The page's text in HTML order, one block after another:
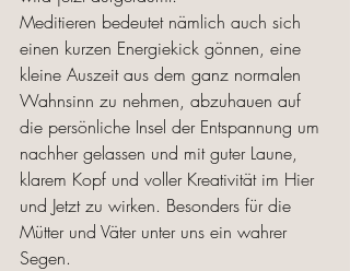
Meditieren bedeutet nämlich auch sich
einen kurzen Energiekick gönnen, eine
kleine Auszeit aus dem ganz normalen
Wahnsinn zu nehmen, abzuhauen auf
die persönliche Insel der Entspannung um
nachher gelassen und mit guter Laune,
klarem Kopf und voller Kreativität im Hier
und Jetzt zu wirken. Besonders für die
Mütter und Väter unter uns ein wahrer
Segen.